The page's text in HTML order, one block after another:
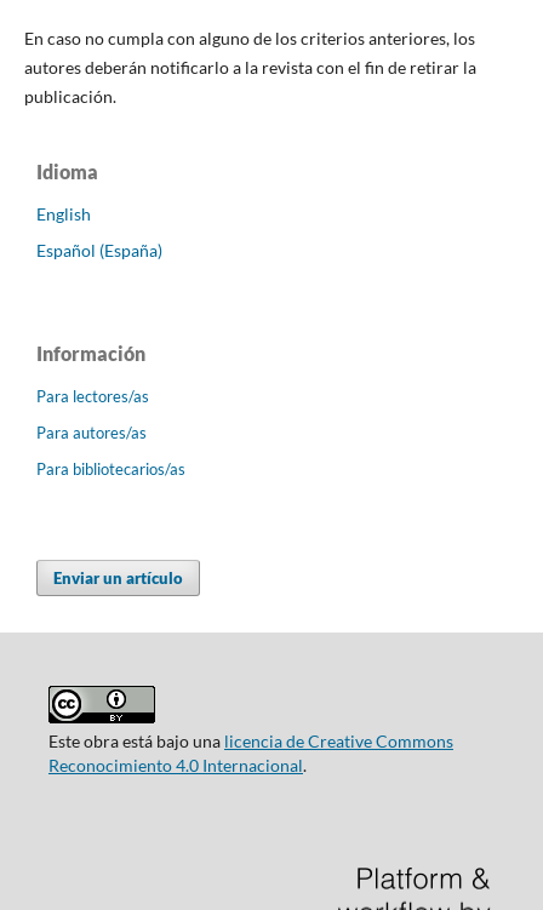
En caso no cumpla con alguno de los criterios anteriores, los
autores deberán notificarlo a la revista con el fin de retirar la
publicación.
Idioma
English
Español (España)
Información
Para lectores/as
Para autores/as
Para bibliotecarios/as
Enviar un artículo
Este obra está bajo una licencia de Creative Commons
Reconocimiento 4.0 Internacional.